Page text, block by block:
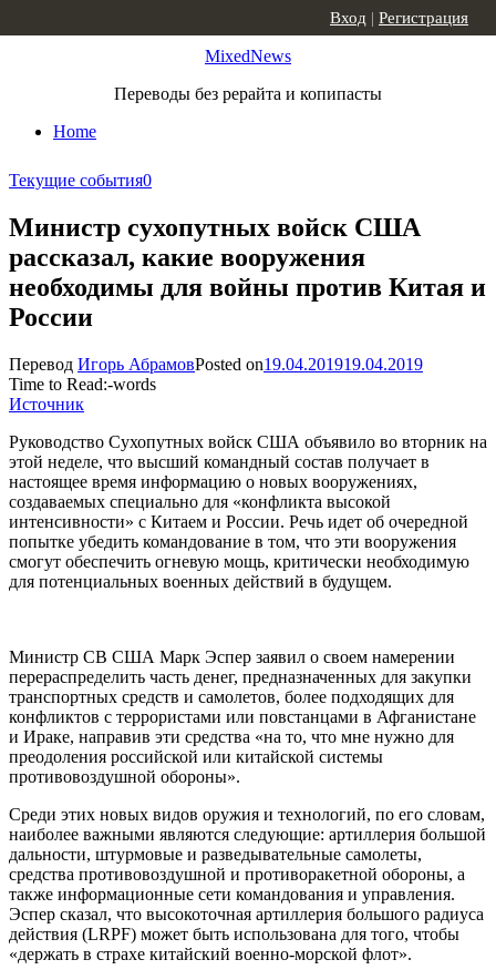
MixedNews
Переводы без рерайта и копипасты
Home
Вход | Регистрация
Текущие события0
Министр сухопутных войск США
рассказал, какие вооружения
необходимы для войны против Китая и
России
Перевод Игорь АбрамовPosted on19.04.201919.04.2019
Time to Read:-words
Источник
Руководство Сухопутных войск США объявило во вторник на
этой неделе, что высший командный состав получает в
настоящее время информацию о новых вооружениях,
создаваемых специально для «конфликта высокой
интенсивности» с Китаем и России. Речь идет об очередной
попытке убедить командование в том, что эти вооружения
смогут обеспечить огневую мощь, критически необходимую
для потенциальных военных действий в будущем.
Министр СВ США Марк Эспер заявил о своем намерении
перераспределить часть денег, предназначенных для закупки
транспортных средств и самолетов, более подходящих для
конфликтов с террористами или повстанцами в Афганистане
и Ираке, направив эти средства «на то, что мне нужно для
преодоления российской или китайской системы
противовоздушной обороны».
Среди этих новых видов оружия и технологий, по его словам,
наиболее важными являются следующие: артиллерия большой
дальности, штурмовые и разведывательные самолеты,
средства противовоздушной и противоракетной обороны, а
также информационные сети командования и управления.
Эспер сказал, что высокоточная артиллерия большого радиуса
действия (LRPF) может быть использована для того, чтобы
«держать в страхе китайский военно-морской флот».